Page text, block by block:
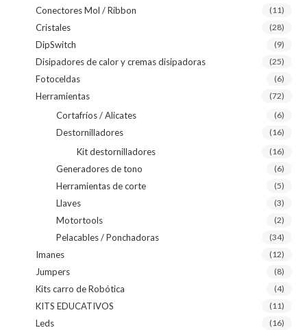
Conectores Mol / Ribbon (11)
Cristales (28)
DipSwitch (9)
Disipadores de calor y cremas disipadoras (25)
Fotoceldas (6)
Herramientas (72)
Cortafríos / Alicates (6)
Destornilladores (16)
Kit destornilladores (16)
Generadores de tono (6)
Herramientas de corte (5)
Llaves (3)
Motortools (2)
Pelacables / Ponchadoras (34)
Imanes (12)
Jumpers (8)
Kits carro de Robótica (4)
KITS EDUCATIVOS (11)
Leds (16)